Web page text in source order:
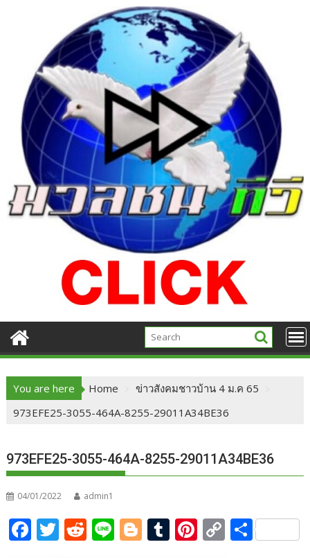
You are here Home
ข่าวสังคมชาวบ้าน 4 ม.ค 65
973EFE25-3055-464A-8255-29011A34BE36
973EFE25-3055-464A-8255-29011A34BE36
04/01/2022 admin1
F T R Li Bl T Pi C S